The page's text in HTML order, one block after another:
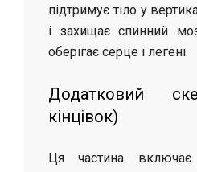
підтримує тіло у
і захищає спинний
оберігає серце і легені.
Додатковий
кінцівок)
Ця частина включає